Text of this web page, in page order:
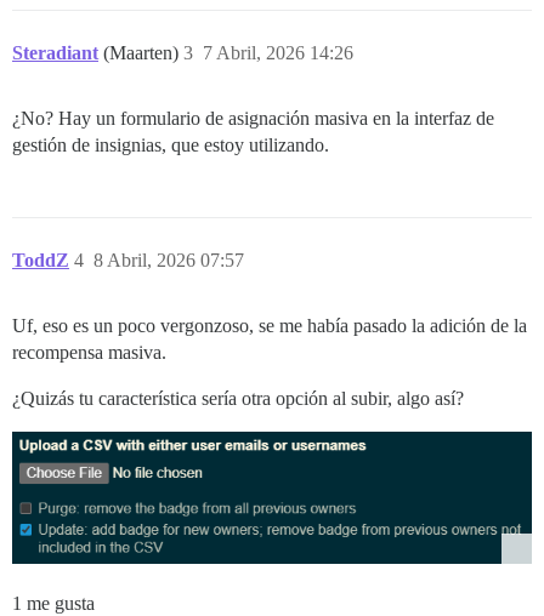
Steradiant (Maarten) 7 Abril, 2026 14:26
3
¿No? Hay un formulario de asignación masiva en la interfaz de
gestión de insignias, que estoy utilizando.
ToddZ 8 Abril, 2026 07:57
4
Uf, eso es un poco vergonzoso, se me había pasado la adición de la
recompensa masiva.
¿Quizás tu característica sería otra opción al subir, algo así?
1 me gusta